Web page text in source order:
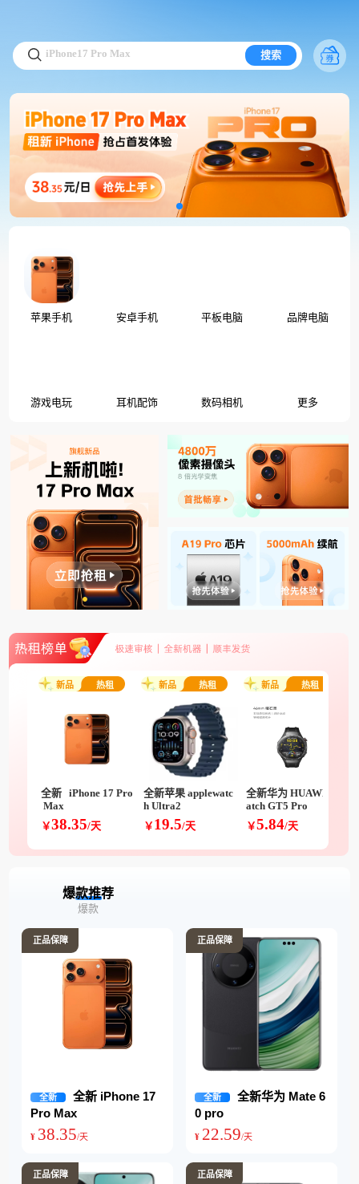
iPhone17 Pro Max
iPhone17 Pro Max
iPhone17 Pro Max
iPhone17 Pro Max
搜索
苹果手机 安卓手机 平板电脑 品牌电脑
游戏电玩 耳机配饰 数码相机 更多
新品 热租
全新   iPhone 17 Pro
￥38.35/天
新品 热租
全新苹果 applewatc
h Ultra2
￥ 19.5/天
新品 热租
全新华为 HUAWEIw
atch GT5 Pro
￥5.84/天
爆款推荐
爆款
正品保障
全新
全新 iPhone 17
Pro Max
¥ 38.35/天
正品保障
正品保障
全新
全新华为 Mate 6
0 pro
¥ 22.59/天
正品保障